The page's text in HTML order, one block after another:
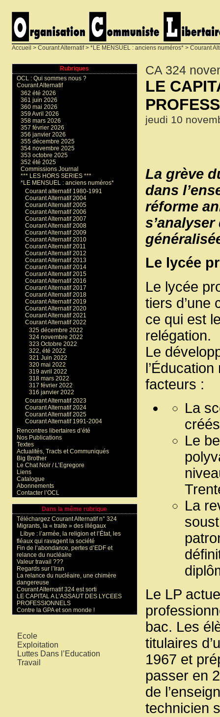
Accueil > Courant Alternatif> *LE MENSUEL : anciens numéros* > Courant
CA 324
LE
jeudi 10
La grève
dans
réforme
Le lycée
Le lycée
tiers d’une
ce qui est
relégation.
Le
facteurs :
La
Le
La
Le LP
bac. Les
titulaires
1967 et
passer en
de
technicien
Rubriques
OCL : Qui sommes nous ?
Courant Alternatif
362 été 2026
361 juin 2026
360 mai 2026
359 Avril 2026
358 mars 2026
357 février 2026
356 janvier 2026
355 décembre 2025
354 novembre 2025
353 octobre 2025
352 été 2025
Commissions Journal
*** LES HORS SERIES ***
*LE MENSUEL : anciens numéros*
Courant alternatif 1980-1991
Courant Alternatif 2004
Courant Alternatif 2005
Courant Alternatif 2006
Courant Alternatif 2007
Courant Alternatif 2008
Courant Alternatif 2009
Courant Alternatif 2010
Courant Alternatif 2011
Courant Alternatif 2012
Courant Alternatif 2013
Courant Alternatif 2014
Courant Alternatif 2015
Courant Alternatif 2016
Courant Alternatif 2017
Courant Alternatif 2018
Courant Alternatif 2019
Courant Alternatif 2020
Courant Alternatif 2021
Courant Alternatif 2022
325 décembre 2022
324 novembre 2022
323 Octobre 2022
322, été 2022
321 Juin 2022
320 mai 2022
319 avril 2022
318 mars 2022
317 février 2022
316 janvier 2022
Courant Alternatif 2023
Courant Alternatif 2024
Courant Alternatif 2025
Courant Alternatif 1991-2004
Rencontres libertaires d’été
Nos Publications
Textes
Actualités, Tracts et Communiqués
Big Brother
Le Chat Noir / L’Egregore
Liens
Catalogue
Abonnements
Contacter l’OCL
Dans la même rubrique
Téléchargez Courant Alternatif n° 324
Migrants, la « traite » des illégaux
Libye : l’armée, la religion et l’État, les
fléaux qui ravagent la société
Fin de l’abondance, pertes d’EDF et
relance du nucléaire
Valeur travail ???
Regards sur l’Iran
La relance du nucléaire, une chimère
dangereuse
Courant Alternatif 324 est sorti
LE CAPITAL A L’ASSAUT DES LYCEES
PROFESSIONNELS
Contre la GPA et son monde !
Ecole
Exploitation
Luttes Dans l’Education
Travail